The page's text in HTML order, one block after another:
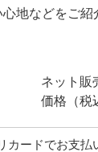
地などをご紹
ネット販
価格（税
カードでお支払